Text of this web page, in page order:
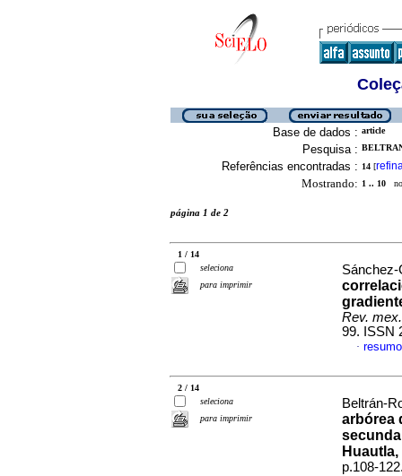
Base de dados : article
Pesquisa :
Referências encontradas : 14 [
Mostrando: 1 .. 10
página 1 de 2
1 / 14
seleciona
para imprimir
Rev.
99. ISSN
·
2 / 14
seleciona
para imprimir
Beltrán-
arbórea
p.108-